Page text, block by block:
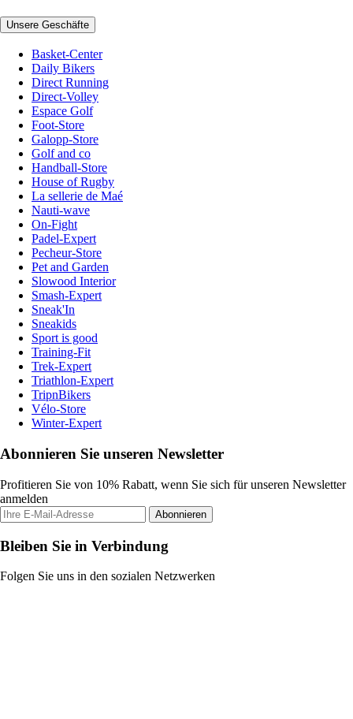
Unsere Geschäfte
Basket-Center
Daily Bikers
Direct Running
Direct-Volley
Espace Golf
Foot-Store
Galopp-Store
Golf and co
Handball-Store
House of Rugby
La sellerie de Maé
Nauti-wave
On-Fight
Padel-Expert
Pecheur-Store
Pet and Garden
Slowood Interior
Smash-Expert
Sneak'In
Sneakids
Sport is good
Training-Fit
Trek-Expert
Triathlon-Expert
TripnBikers
Vélo-Store
Winter-Expert
Abonnieren Sie unseren Newsletter
Profitieren Sie von 10% Rabatt, wenn Sie sich für unseren Newsletter
anmelden
Abonnieren
Bleiben Sie in Verbindung
Folgen Sie uns in den sozialen Netzwerken